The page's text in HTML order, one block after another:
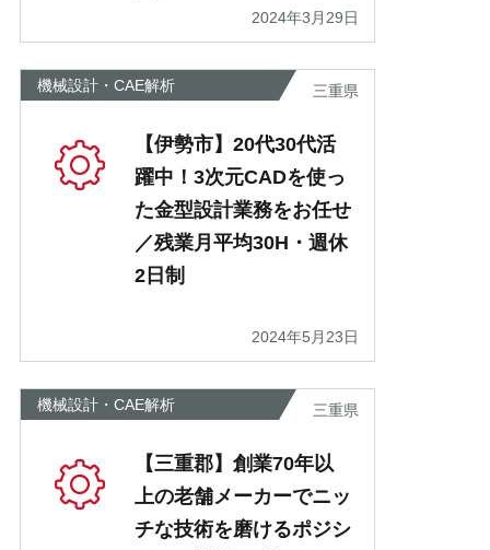
2024年3月29日
機械設計・CAE解析 三重県
【伊勢市】20代30代活
躍中！3次元CADを使っ
た金型設計業務をお任せ
／残業月平均30H・週休
2日制
2024年5月23日
機械設計・CAE解析 三重県
【三重郡】創業70年以
上の老舗メーカーでニッ
チな技術を磨けるポジシ